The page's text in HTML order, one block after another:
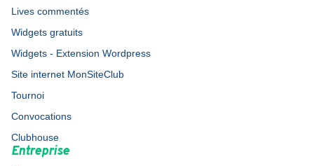
Lives commentés
Widgets gratuits
Widgets - Extension Wordpress
Site internet MonSiteClub
Tournoi
Convocations
Clubhouse
Entreprise